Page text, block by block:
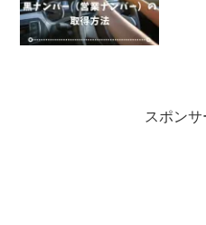
スポンサ